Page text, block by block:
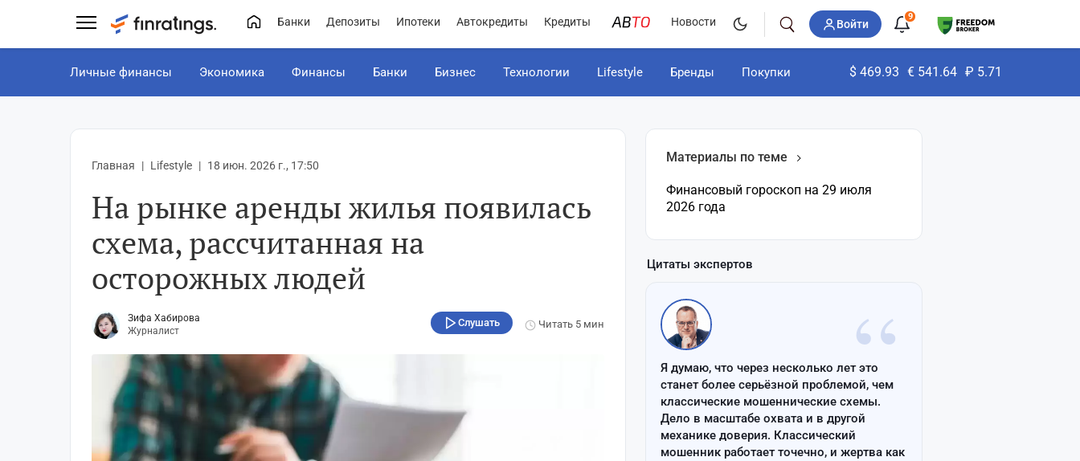
Банки Депозиты Ипотеки Автокредиты Кредиты Новости Войти
9
Личные финансы Экономика Финансы Банки Бизнес Технологии Lifestyle Бренды Покупки $ 469.93 € 541.64 ₽ 5.71
Главная Lifestyle 18 июн. 2026 г., 17:50
На рынке аренды жилья появилась
схема, рассчитанная на
осторожных людей
Зифа Хабирова
Журналист
Слушать Читать 5 мин
Материалы по теме
Финансовый гороскоп на 29 июля
2026 года
Цитаты экспертов
“
Я думаю, что через несколько лет это
станет более серьёзной проблемой, чем
классические мошеннические схемы.
Дело в масштабе охвата и в другой
механике доверия. Классический
мошенник работает точечно, и жертва как